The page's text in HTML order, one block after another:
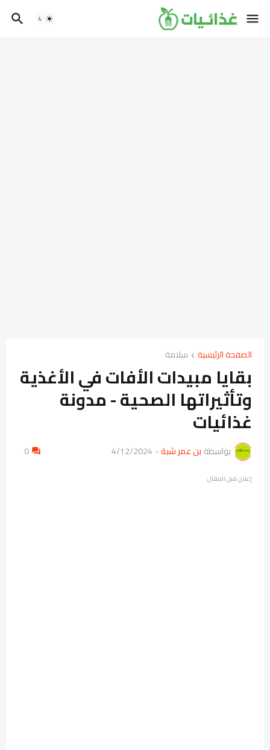
الصفحة الرئيسية سلامة
بقايا مبيدات الأفات في الأغذية
وتأثيراتها الصحية - مدونة
غذائيات
بواسطة بن عمر شبة-
4/12/2024
0
إعلان قبل المقال